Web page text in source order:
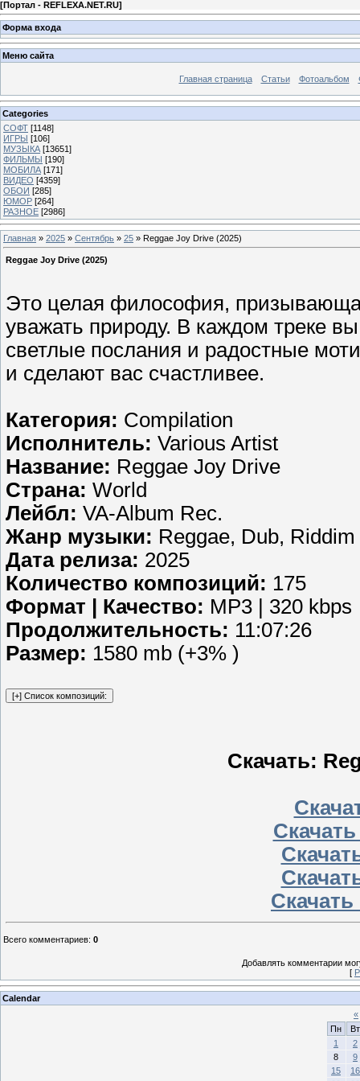
[Портал - REFLEXA.NET.RU]
Форма входа
Меню сайта
Главная страница Статьи Фотоальбом
Categories
СОФТ [1148]
ИГРЫ [106]
МУЗЫКА [13651]
ФИЛЬМЫ [190]
МОБИЛА [171]
ВИДЕО [4359]
ОБОИ [285]
ЮМОР [264]
РАЗНОЕ [2986]
Главная » 2025 » Сентябрь » 25 » Reggae Joy Drive (2025)
Reggae Joy Drive (2025)
Это целая философия,
уважать природу. В каждом треке
светлые послания и радостные
и сделают вас счастливее.
Категория: Compilation
Исполнитель: Various Artist
Название: Reggae Joy Drive
Страна: World
Лейбл: VA-Album Rec.
Жанр музыки: Reggae, Dub, Riddim
Дата релиза: 2025
Количество композиций: 175
Формат | Качество: MP3 | 320 kbps
Продолжительность: 11:07:26
Размер: 1580 mb (+3% )
Скачать:
Всего комментариев: 0
Добавлять комментарии
[
Calendar
«
Пн
Вт
1
2
8
9
15
16